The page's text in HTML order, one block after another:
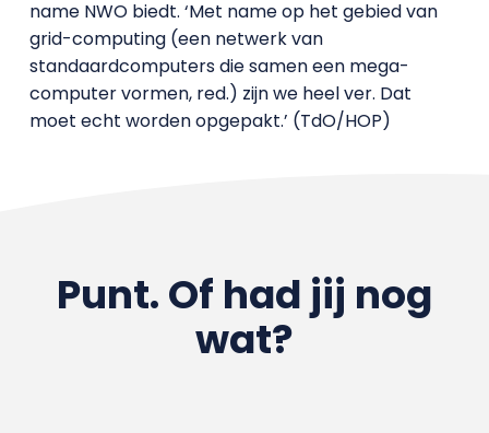
name NWO biedt. ‘Met name op het gebied van
grid-computing (een netwerk van
standaardcomputers die samen een mega-
computer vormen, red.) zijn we heel ver. Dat
moet echt worden opgepakt.’ (TdO/HOP)
Punt. Of had jij nog
wat?